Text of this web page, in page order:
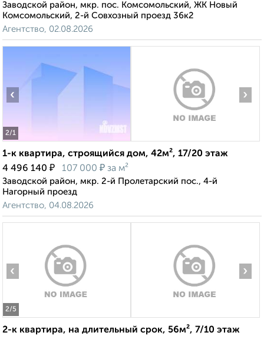
Заводской район, мкр. пос. Комсомольский, ЖК Новый
Комсомольский, 2-й Совхозный проезд 36к2
Агентство, 02.08.2026
2/1
‹ ›
1-к квартира, строящийся дом, 42м², 17/20 этаж
4 496 140 ₽ 107 000 ₽ за м²
Заводской район, мкр. 2-й Пролетарский пос., 4-й
Нагорный проезд
Агентство, 04.08.2026
2/5
‹ ›
2-к квартира, на длительный срок, 56м², 7/10 этаж